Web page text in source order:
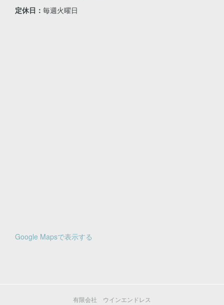
定休日： 毎週火曜日
Google Mapsで表示する
有限会社 ウインエンドレス